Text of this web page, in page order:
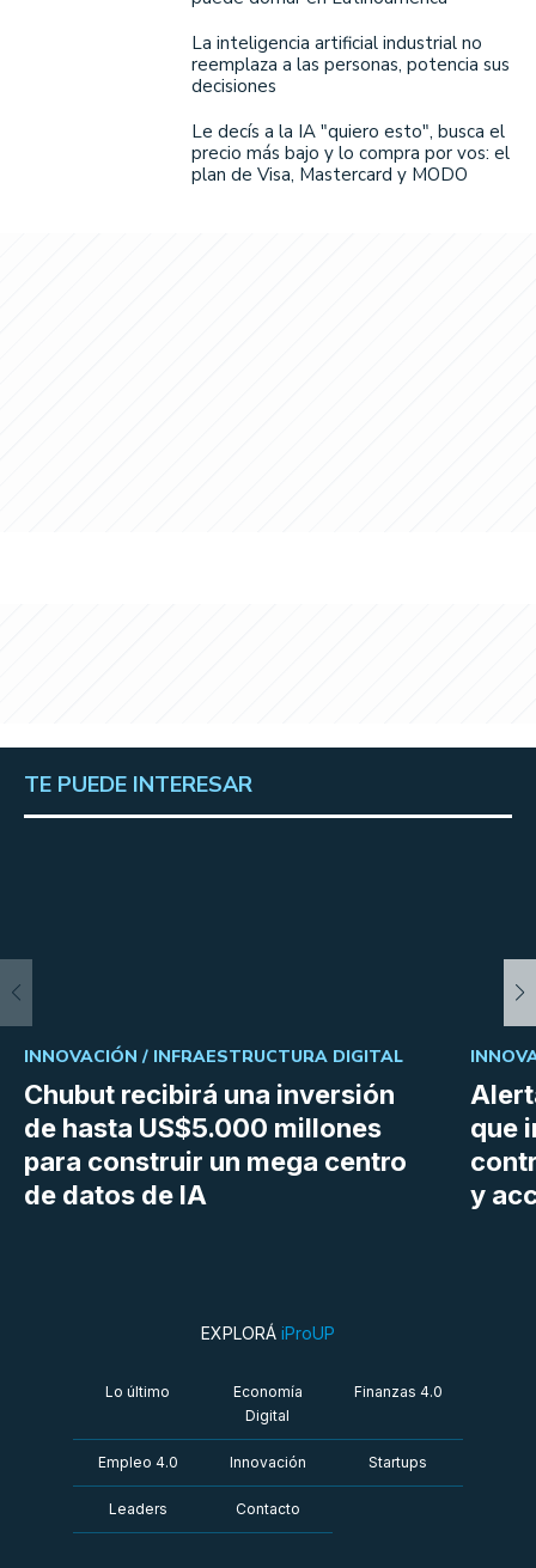
La inteligencia artificial industrial no
reemplaza a las personas, potencia sus
decisiones
Le decís a la IA "quiero esto", busca el
precio más bajo y lo compra por vos: el
plan de Visa, Mastercard y MODO
TE PUEDE INTERESAR
Chubut recibirá una inversión
de hasta US$5.000 millones
para construir un mega centro
de datos de IA
INNOVACIÓN / INFRAESTRUCTURA DIGITAL
que
y
EXPLORÁ iProUP
Lo último
Economía
Digital
Finanzas 4.0
Empleo 4.0 Innovación Startups
Leaders Contacto